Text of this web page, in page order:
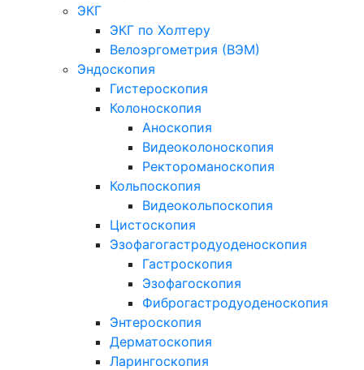
ЭКГ
ЭКГ по Холтеру
Велоэргометрия (ВЭМ)
Эндоскопия
Гистероскопия
Колоноскопия
Аноскопия
Видеоколоноскопия
Ректороманоскопия
Кольпоскопия
Видеокольпоскопия
Цистоскопия
Эзофагогастродуоденоскопия
Гастроскопия
Эзофагоскопия
Фиброгастродуоденоскопия
Энтероскопия
Дерматоскопия
Ларингоскопия